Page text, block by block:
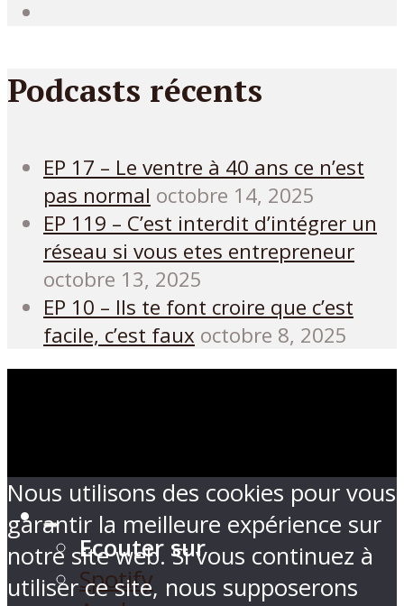
Podcasts récents
EP 17 – Le ventre à 40 ans ce n’est
pas normal octobre 14, 2025
EP 119 – C’est interdit d’intégrer un
réseau si vous etes entrepreneur
octobre 13, 2025
EP 10 – Ils te font croire que c’est
facile, c’est faux octobre 8, 2025
Ecouter sur
Spotify
Nous utilisons des cookies pour vous
garantir la meilleure expérience sur
notre site web. Si vous continuez à
utiliser ce site, nous supposerons